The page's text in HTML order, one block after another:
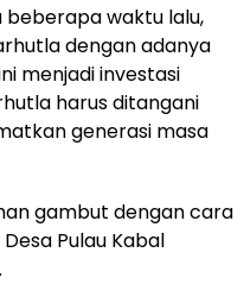
waktu lalu,
dengan adanya
menjadi investasi
harus ditangani
generasi masa
gambut dengan cara
Pulau Kabal